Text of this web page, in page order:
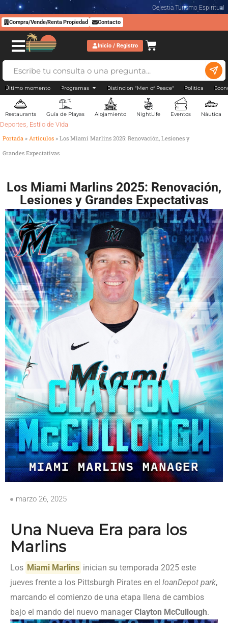
Celestia Turismo Espiritual
Compra/Vende/Renta Propiedad Contacto
Inicio / Registro
Último momento Programas Distincion "Men of Peace" Politica
Restaurants Guía de Playas Alojamiento NightLife Eventos Náutica
Deportes, Estilo de Vida
Portada » Artículos » Los Miami Marlins 2025: Renovación, Lesiones y
Grandes Expectativas
Los Miami Marlins 2025: Renovación,
Lesiones y Grandes Expectativas
marzo 26, 2025
Una Nueva Era para los
Marlins
Los Miami Marlins inician su temporada 2025 este
jueves frente a los Pittsburgh Pirates en el loanDepot park,
marcando el comienzo de una etapa llena de cambios
bajo el mando del nuevo manager Clayton McCullough.